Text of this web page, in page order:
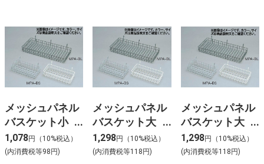
メッシュパネル
バスケット小
MPA-BS ブラッ
ク
1,078円（10%税込）
(内消費税等98円)
メッシュパネル
バスケット大
MPA-BL ベージ
ュ
1,298円（10%税込）
(内消費税等118円)
メッシュパネル
バスケット大
MPA-BL ブラッ
ク
1,298円（10%税込）
(内消費税等118円)